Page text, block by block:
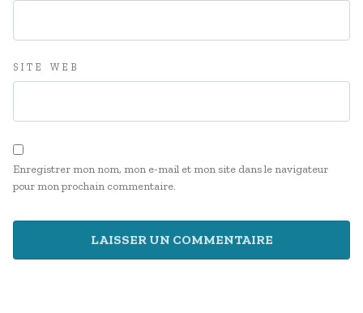
SITE WEB
Enregistrer mon nom, mon e-mail et mon site dans le navigateur
pour mon prochain commentaire.